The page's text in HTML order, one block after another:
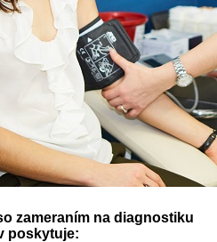
zameraním na diagnostiku
poskytuje: